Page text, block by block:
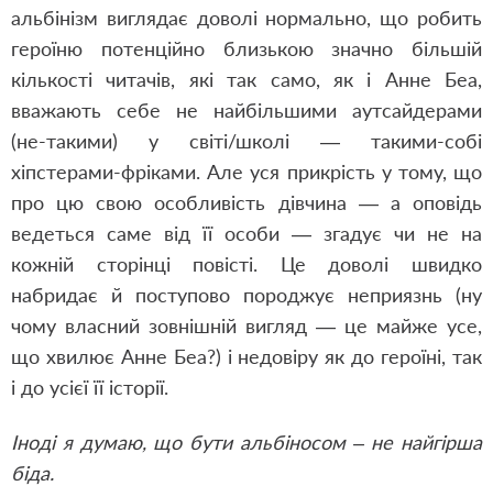
альбінізм виглядає доволі нормально, що робить
героїню потенційно близькою значно більшій
кількості читачів, які так само, як і Анне Беа,
вважають себе не найбільшими аутсайдерами
(не-такими) у світі/школі — такими-собі
хіпстерами-фріками. Але уся прикрість у тому, що
про цю свою особливість дівчина — а оповідь
ведеться саме від її особи — згадує чи не на
кожній сторінці повісті. Це доволі швидко
набридає й поступово породжує неприязнь (ну
чому власний зовнішній вигляд — це майже усе,
що хвилює Анне Беа?) і недовіру як до героїні, так
і до усієї її історії.
Іноді я думаю, що бути альбіносом – не найгірша
біда.